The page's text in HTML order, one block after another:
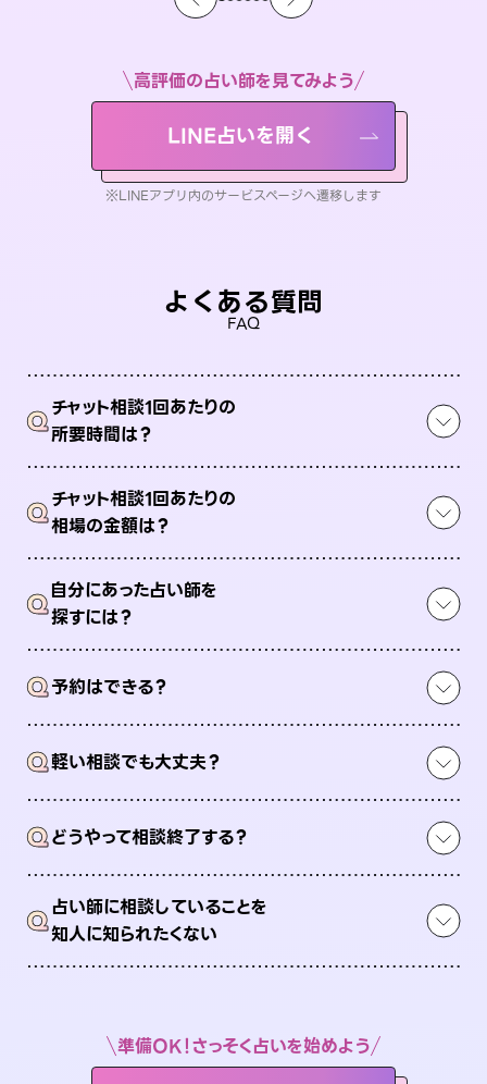
高評価の占い師を見てみよう
LINE占いを開く
※LINEアプリ内のサービスページへ遷移します
よくある質問
FAQ
Qチャット相談1回あたりの
所要時間は？
Qチャット相談1回あたりの
相場の金額は？
Q自分にあった占い師を
探すには？
Q予約はできる？
Q軽い相談でも大丈夫？
Qどうやって相談終了する？
Q占い師に相談していることを
知人に知られたくない
準備OK！さっそく占いを始めよう